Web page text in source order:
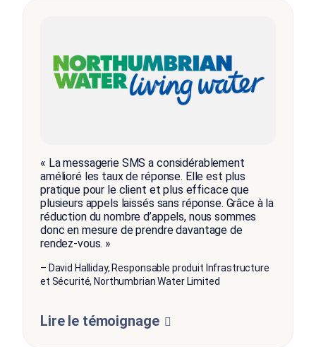
« La messagerie SMS a considérablement
amélioré les taux de réponse. Elle est plus
pratique pour le client et plus efficace que
plusieurs appels laissés sans réponse. Grâce à la
réduction du nombre d’appels, nous sommes
donc en mesure de prendre davantage de
rendez-vous. »
– David Halliday, Responsable produit Infrastructure
et Sécurité, Northumbrian Water Limited
Lire le témoignage